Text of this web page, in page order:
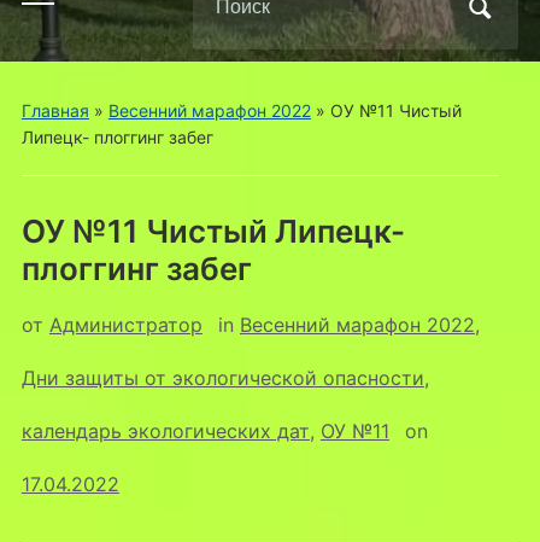
мобильное
меню
по:
Главная » Весенний марафон 2022» ОУ №11 Чистый
Липецк- плоггинг забег
ОУ №11 Чистый Липецк-
плоггинг забег
от Администратор in Весенний марафон 2022,
Дни защиты от экологической опасности,
календарь экологических дат, ОУ №11 on
17.04.2022